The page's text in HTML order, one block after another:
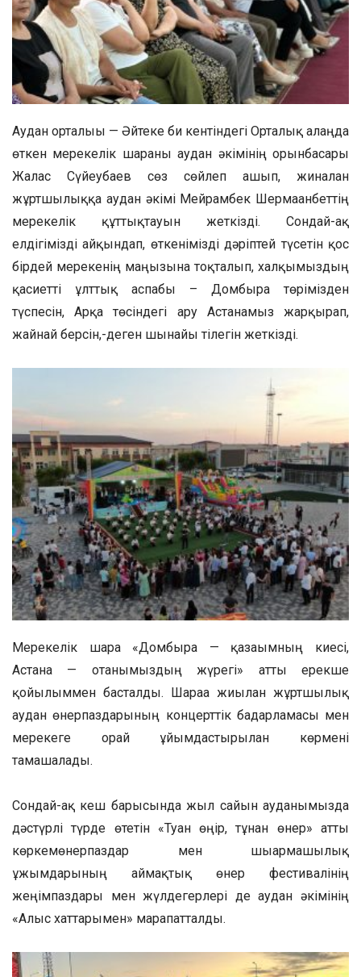
Аудан орталығы — Әйтеке би кентіндегі Орталық алаңда
өткен мерекелік шараны аудан әкімінің орынбасары
Жалғас Сүйеубаев сөз сөйлеп ашып, жиналған
жұртшылыққа аудан әкімі Мейрамбек Шермағанбеттің
мерекелік құттықтауын жеткізді. Сондай-ақ
елдігімізді айқындап, өткенімізді дәріптей түсетін қос
бірдей мерекенің маңызына тоқталып, халқымыздың
қасиетті ұлттық аспабы – Домбыра төрімізден
түспесін, Арқа төсіндегі ару Астанамыз жарқырап,
жайнай берсін,-деген шынайы тілегін жеткізді.
Мерекелік шара «Домбыра — қазағымның киесі,
Астана — отанымыздың жүрегі» атты ерекше
қойылыммен басталды. Шараға жиылған жұртшылық
аудан өнерпаздарының концерттік бағдарламасы мен
мерекеге орай ұйымдастырылған көрмені
тамашалады.
Сондай-ақ кеш барысында жыл сайын ауданымызда
дәстүрлі түрде өтетін «Туған өңір, тұнған өнер» атты
көркемөнерпаздар мен шығармашылық
ұжымдарының аймақтық өнер фестивалінің
жеңімпаздары мен жүлдегерлері де аудан әкімінің
«Алғыс хаттарымен» марапатталды.